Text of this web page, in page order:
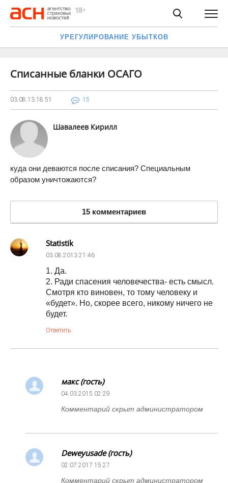
УРЕГУЛИРОВАНИЕ УБЫТКОВ
Списанные бланки ОСАГО
03.08.13 18:51 15
Шавалеев Кирилл
куда они деваются после списания? Специальным
образом уничтожаются?
15 комментариев
Statistik
03.08.2013 21:46
1. Да.
2. Ради спасения человечества- есть смысл.
Смотря кто виновен, то тому человеку и
«будет». Но, скорее всего, никому ничего не
будет.
Ответить
макс (гость)
04.03.2015 02:29
Комментарий скрыт администратором
Deweyusade (гость)
02.07.2017 15:27
Комментарий скрыт администратором